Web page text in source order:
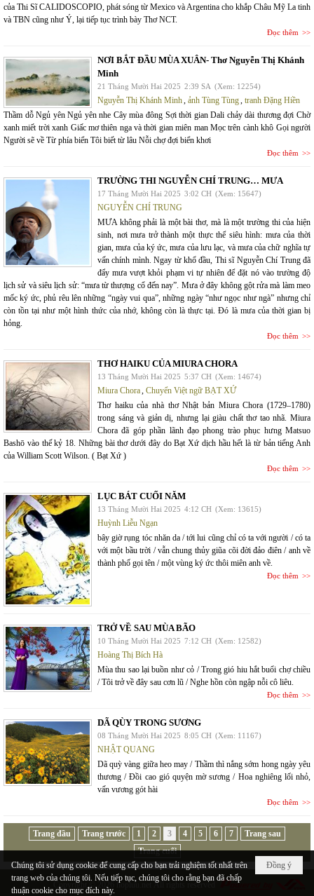
của Thi Sĩ CALIDOSCOPIO, phát sóng từ Mexico và Argentina cho khắp Châu Mỹ La tinh
và TBN cũng như Ý, lại tiếp tục trình bày Thơ NCT.
Đọc thêm
NƠI BẮT ĐẦU MÙA XUÂN- Thơ Nguyễn Thị Khánh
Minh
21 Tháng Mười Hai 2025 2:39 SA (Xem: 12254)
Nguyễn Thị Khánh Minh, ảnh Tùng Tùng, tranh Đặng Hiền
Thầm dỗ Ngủ yên Ngủ yên nhe Cây mùa đông Sợi thời gian Dali chảy dài thương đợi Chờ
xanh miết trời xanh Giấc mơ thiên nga và thời gian miên man Mọc trên cành khô Gọi người
Người sẽ về Từ phía biển Tôi biết từ lâu Nỗi chợ đợi biển khơi
Đọc thêm
TRƯỜNG THI NGUYỄN CHÍ TRUNG… MƯA
17 Tháng Mười Hai 2025 3:02 CH (Xem: 15647)
NGUYỄN CHÍ TRUNG
MƯA không phải là một bài thơ, mà là một trường thi của hiện
sinh, nơi mưa trở thành một thực thể siêu hình: mưa của thời
gian, mưa của ký ức, mưa của lưu lạc, và mưa của chữ nghĩa tự
vấn chính mình. Ngay từ khổ đầu, Thi sĩ Nguyễn Chí Trung đã
đẩy mưa vượt khỏi phạm vi tự nhiên để đặt nó vào trường độ
lịch sử và siêu lịch sử: “mưa từ thượng cổ đến nay”. Mưa ở đây không gột rửa mà làm meo
mốc ký ức, phủ rêu lên những “ngày vui qua”, những ngày “như ngọc như ngà” nhưng chỉ
còn tồn tại như một hình thức của nhớ, không còn là thực tại. Đó là mưa của thời gian bị
hỏng.
Đọc thêm
THƠ HAIKU CỦA MIURA CHORA
13 Tháng Mười Hai 2025 5:37 CH (Xem: 14674)
Miura Chora, Chuyển Việt ngữ BẠT XỨ
Thơ haiku của nhà thơ Nhật bản Miura Chora (1729–1780)
trong sáng và giản dị, nhưng lại giàu chất thơ tao nhã. Miura
Chora đã góp phần lãnh đạo phong trào phục hưng Matsuo
Bashō vào thế kỷ 18. Những bài thơ dưới đây do Bạt Xứ dịch hầu hết là từ bản tiếng Anh
của William Scott Wilson. ( Bạt Xứ )
Đọc thêm
LỤC BÁT CUỐI NĂM
13 Tháng Mười Hai 2025 4:12 CH (Xem: 13615)
Huỳnh Liễu Ngạn
bây giờ rụng tóc nhăn da / tới lui cũng chỉ có ta với người / có ta
với một bầu trời / vẫn chung thủy giũa cõi đời đảo điên / anh về
thành phố gọi tên / một vùng ký ức thôi miên anh về.
Đọc thêm
TRỞ VỀ SAU MÙA BÃO
10 Tháng Mười Hai 2025 7:12 CH (Xem: 12582)
Hoàng Thị Bích Hà
Mùa thu sao lại buồn như cỏ / Trong gió hiu hắt buổi chợ chiều
/ Tôi trở về đây sau cơn lũ / Nghe hồn còn ngập nỗi cô liêu.
Đọc thêm
DÃ QÙY TRONG SƯƠNG
08 Tháng Mười Hai 2025 8:05 CH (Xem: 11167)
NHẬT QUANG
Dã quỳ vàng giữa heo may / Thầm thì nắng sớm hong ngày yêu
thương / Đồi cao gió quyện mờ sương / Hoa nghiêng lối nhỏ,
vấn vương gót hài
Đọc thêm
Trang đầu Trang trước 1 2 3 4 5 6 7
Trang sau
Trang cuối
Copyright © 2026 hopluu.net All rights reserved
Đồng ý
Chúng tôi sử dụng cookie để cung cấp cho bạn trải nghiệm tốt nhất trên
trang web của chúng tôi. Nếu tiếp tục, chúng tôi cho rằng bạn đã chấp
thuận cookie cho mục đích này.